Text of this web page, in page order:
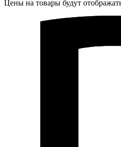
Цены на товары будут